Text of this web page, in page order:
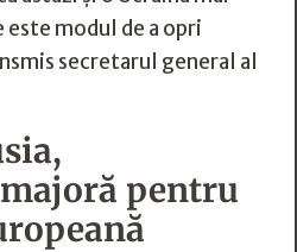
modul de a opri
secretarul general al
pentru